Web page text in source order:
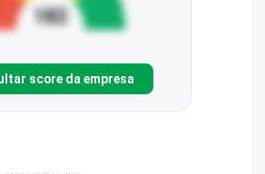
score da empresa